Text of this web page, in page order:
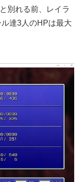
別れる前、レイラ
達3人のHPは最大